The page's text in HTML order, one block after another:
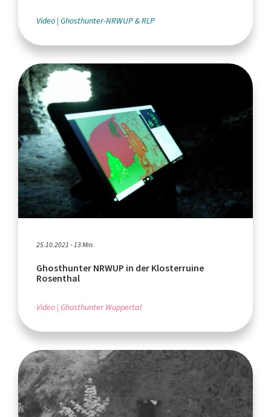
Video Ghosthunter-NRWUP & RLP
25.10.2021 - 13 Min.
Ghosthunter NRWUP in der Klosterruine
Rosenthal
Video Ghosthunter Wuppertal